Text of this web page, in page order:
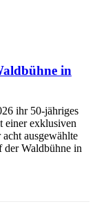
in
ihr 50-jähriges
einer exklusiven
ausgewählte
Waldbühne in